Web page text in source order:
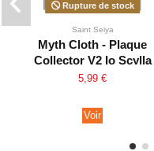
Rupture de stock
Saint Seiya
Myth Cloth - Plaque
Collector V2 Io Scylla
5,99 €
Voir